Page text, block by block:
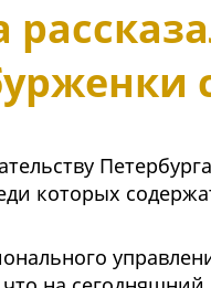
которых